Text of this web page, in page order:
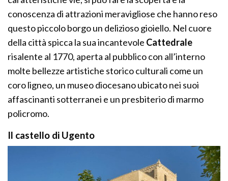
conoscenza di attrazioni meravigliose che hanno reso
questo piccolo borgo un delizioso gioiello. Nel cuore
della città spicca la sua incantevole Cattedrale
risalente al 1770, aperta al pubblico con all’interno
molte bellezze artistiche storico culturali come un
coro ligneo, un museo diocesano ubicato nei suoi
affascinanti sotterranei e un presbiterio di marmo
policromo.
Il castello di Ugento